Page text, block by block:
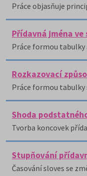
Práce objasňuje
Přídavná jména ve
Práce formou tabulky
Rozkazovací
Práce formou tabulky
Shoda
Tvorba koncovek
Stupňování
Časování sloves se